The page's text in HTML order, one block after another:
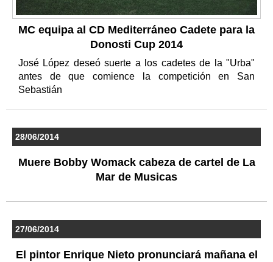
MC equipa al CD Mediterráneo Cadete para la
Donosti Cup 2014
José López deseó suerte a los cadetes de la "Urba"
antes de que comience la competición en San
Sebastián
28/06/2014
Muere Bobby Womack cabeza de cartel de La
Mar de Musicas
27/06/2014
El pintor Enrique Nieto pronunciará mañana el